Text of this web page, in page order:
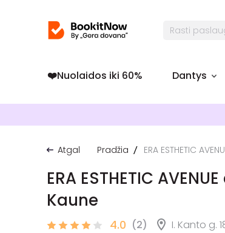
❤️️Nuolaidos iki 60% Dantys
Atgal Pradžia ERA ESTHETIC
ERA ESTHETIC
Kaune
4.0 (2) I. Kanto g.